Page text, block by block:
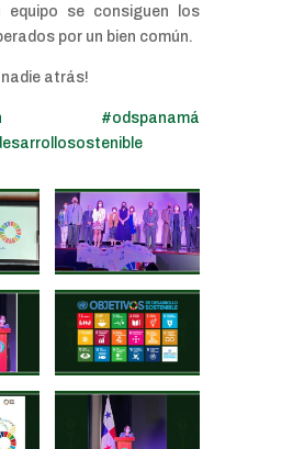
equipo se consiguen los
por un bien común.
nadie atrás!
#odspanamá